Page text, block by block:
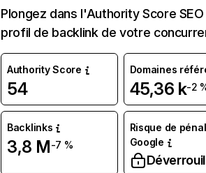
Plongez dans l'Authority Score
profil de backlink de votre
Authority Score
54
Domaines
45,36 k-2
Backlinks
3,8 M-7 %
Risque de
Google